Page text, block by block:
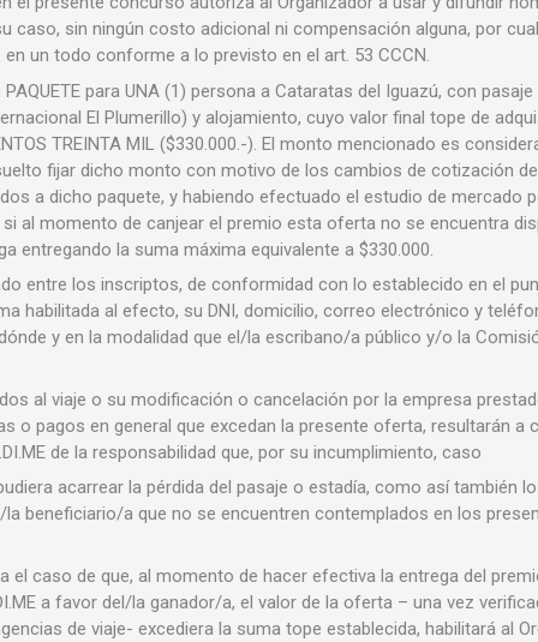
caso, sin ningún costo adicional ni compensación alguna, por
en un todo conforme a lo previsto en el art. 53 CCCN.
para UNA (1) persona a Cataratas del Iguazú, con
El Plumerillo) y alojamiento, cuyo valor final tope de
TREINTA MIL ($330.000.-). El monto mencionado es
fijar dicho monto con motivo de los cambios de cotización
a dicho paquete, y habiendo efectuado el estudio de mercado
al momento de canjear el premio esta oferta no se encuentra
entregando la suma máxima equivalente a $330.000.
entre los inscriptos, de conformidad con lo establecido en el
habilitada al efecto, su DNI, domicilio, correo electrónico y
y en la modalidad que el/la escribano/a público y/o la
al viaje o su modificación o cancelación por la empresa
o pagos en general que excedan la presente oferta, resultarán a
de la responsabilidad que, por su incumplimiento, caso
acarrear la pérdida del pasaje o estadía, como así también
beneficiario/a que no se encuentren contemplados en los
el caso de que, al momento de hacer efectiva la entrega del
a favor del/la ganador/a, el valor de la oferta – una vez
de viaje- excediera la suma tope establecida, habilitará al